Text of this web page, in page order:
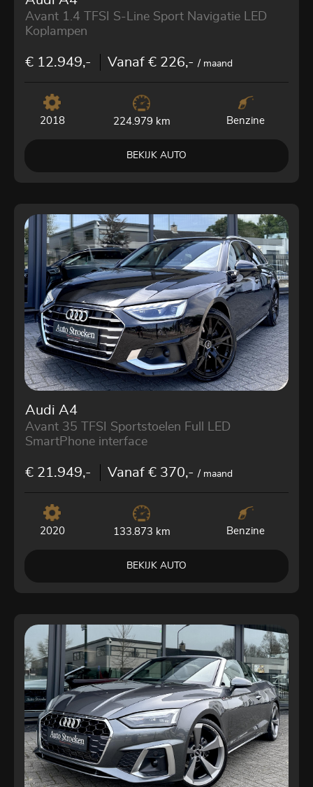
Avant 1.4 TFSI S-Line Sport Navigatie LED
Koplampen
€ 12.949,- Vanaf € 226,-/ maand
2018 224.979 km Benzine
BEKIJK AUTO
Audi A4
Avant 35 TFSI Sportstoelen Full LED
SmartPhone interface
€ 21.949,- Vanaf € 370,-/ maand
2020 133.873 km Benzine
BEKIJK AUTO